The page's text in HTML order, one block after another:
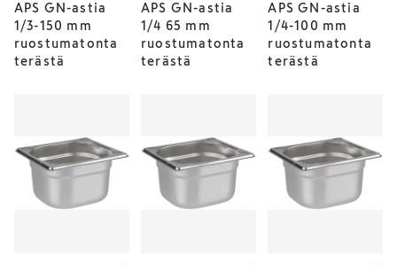
APS GN-astia
1/3-150 mm
ruostumatonta
terästä
APS GN-astia
1/4 65 mm
ruostumatonta
terästä
APS GN-astia
1/4-100 mm
ruostumatonta
terästä